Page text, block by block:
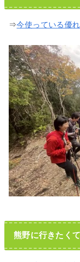
⇒今使っている優
熊野に行きたく